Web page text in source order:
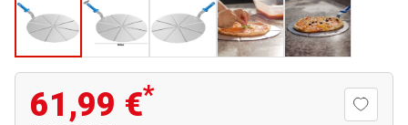
61,99 €*